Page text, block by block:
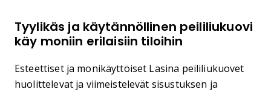
Tyylikäs ja käytännöllinen peililiukuovi
käy moniin erilaisiin tiloihin
Esteettiset ja monikäyttöiset Lasina peililiukuovet
huolittelevat ja viimeistelevät sisustuksen ja